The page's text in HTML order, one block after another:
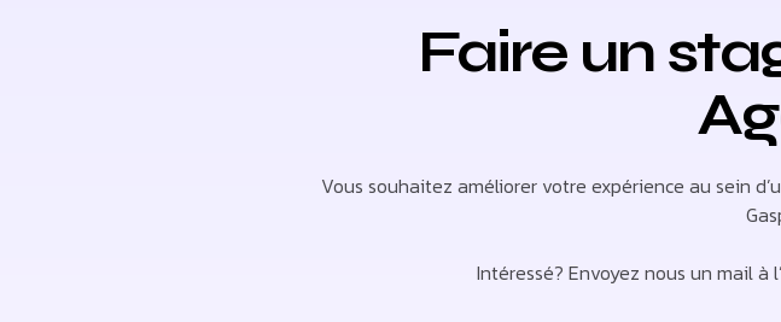
Faire un
Vous souhaitez améliorer votre expérience au sein
Intéressé? Envoyez nous un mail à